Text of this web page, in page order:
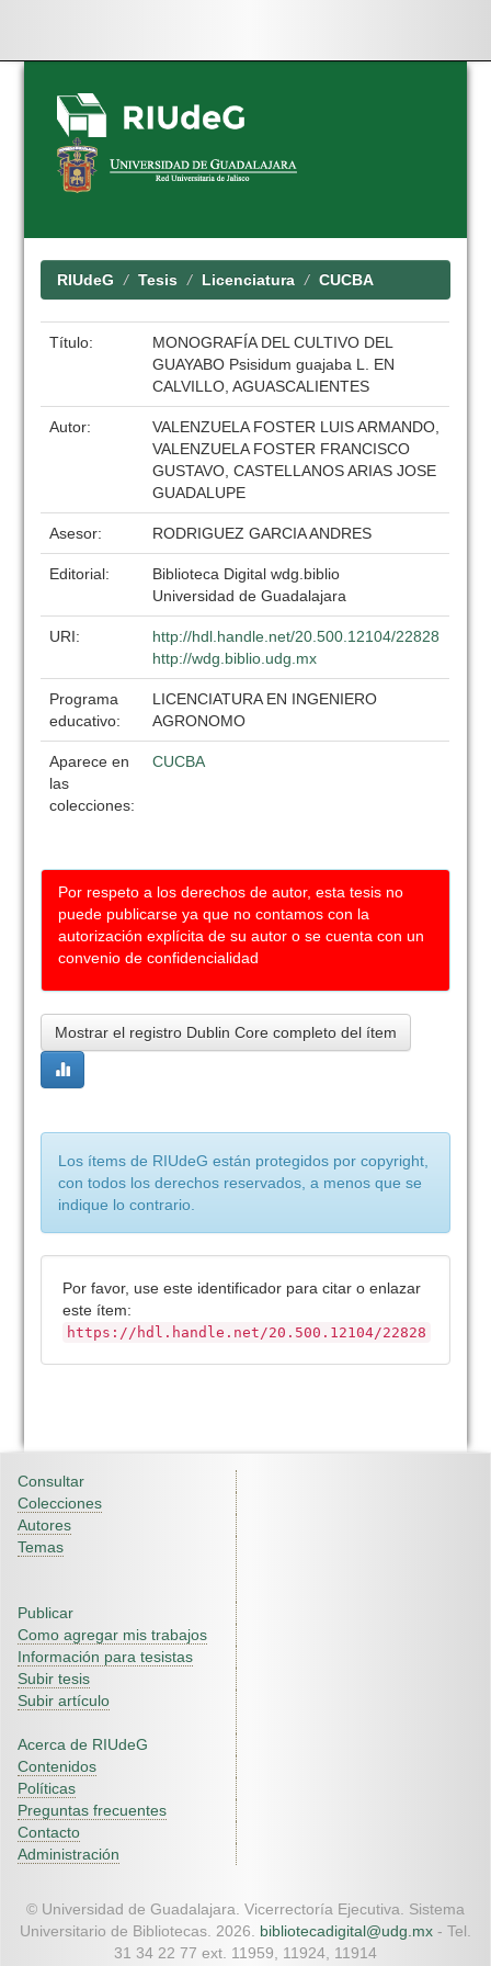
Skip
navigation
RIUdeG Tesis Licenciatura CUCBA
Título:
MONOGRAFÍA DEL CULTIVO DEL
GUAYABO Psisidum guajaba L. EN
CALVILLO, AGUASCALIENTES
Autor:
VALENZUELA FOSTER LUIS ARMANDO,
VALENZUELA FOSTER FRANCISCO
GUSTAVO, CASTELLANOS ARIAS JOSE
GUADALUPE
Asesor: RODRIGUEZ GARCIA ANDRES
Editorial:
Biblioteca Digital wdg.biblio
Universidad de Guadalajara
URI:
http://hdl.handle.net/20.500.12104/22828
http://wdg.biblio.udg.mx
Programa
educativo:
LICENCIATURA EN INGENIERO
AGRONOMO
Aparece en
las
colecciones:
CUCBA
Por respeto a los derechos de autor, esta tesis no
puede publicarse ya que no contamos con la
autorización explícita de su autor o se cuenta con un
convenio de confidencialidad
Mostrar el registro Dublin Core completo del ítem
Los ítems de RIUdeG están protegidos por copyright,
con todos los derechos reservados, a menos que se
indique lo contrario.
Por favor, use este identificador para citar o enlazar
este ítem:
https://hdl.handle.net/20.500.12104/22828
Consultar
Colecciones
Autores
Temas
Publicar
Como agregar mis trabajos
Información para tesistas
Subir tesis
Subir artículo
Acerca de RIUdeG
Contenidos
Políticas
Preguntas frecuentes
Contacto
Administración
© Universidad de Guadalajara. Vicerrectoría Ejecutiva. Sistema
Universitario de Bibliotecas. 2026. bibliotecadigital@udg.mx - Tel.
31 34 22 77 ext. 11959, 11924, 11914